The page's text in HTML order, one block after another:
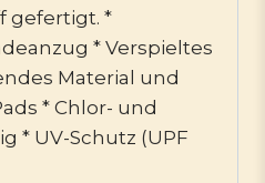
gefertigt. *
* Verspieltes
Material und
* Chlor- und
* UV-Schutz (UPF